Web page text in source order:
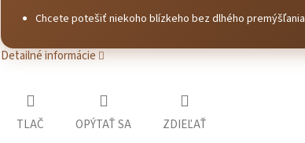
Chcete potešiť niekoho blízkeho bez dlhého premýšľania
Detailné informácie
TLAČ OPÝTAŤ SA ZDIEĽAŤ